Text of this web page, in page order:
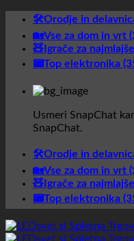
Skoči
vsebino
🛠️Orodje in
🏡Vse za dom in vrt
🧸Igrače za
📟Top elektronika
Usmeri SnapChat
SnapChat.
🛠️Orodje in
🏡Vse za dom in vrt
🧸Igrače za
📟Top elektronika